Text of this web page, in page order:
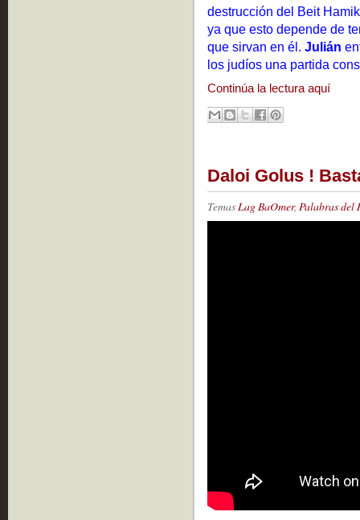
destrucción del Beit
ya que esto depende de
que sirvan en él. Julián
los judíos una partida
Continúa la lectura aquí
Daloi Golus !
TemasLag BaOmer, Palabras del